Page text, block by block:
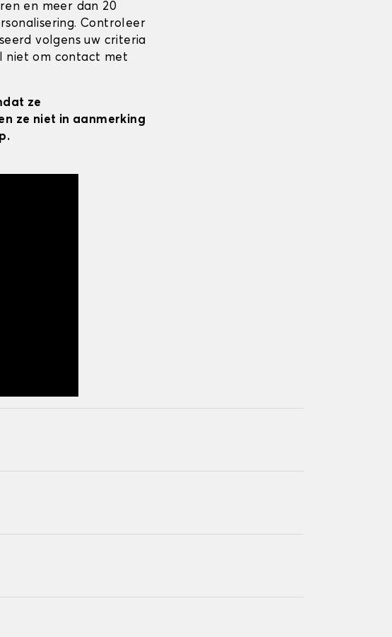
en meer dan 20
Controleer
volgens uw criteria
niet om contact met
ze
ze niet in aanmerking